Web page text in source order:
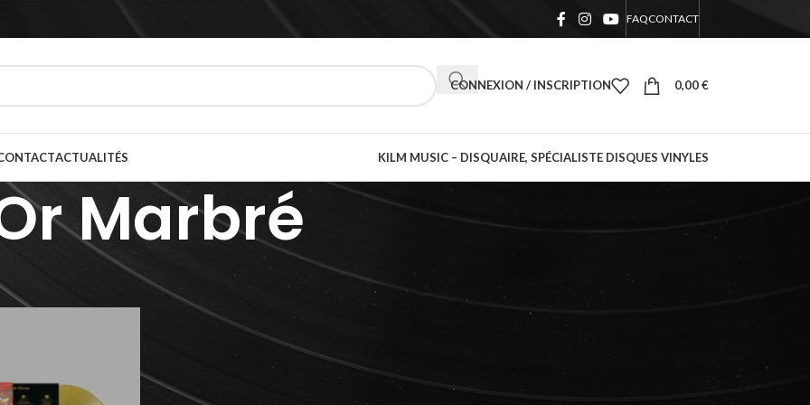
FAQCONTACT
CONNEXION / INSCRIPTION 0,00€
ACTUALITÉS KILM MUSIC – DISQUAIRE, SPÉCIALISTE DISQUES VINYLES
Marbré
du vinyle Or Marbré Afficher